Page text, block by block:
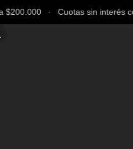
∙ Cuotas sin interés